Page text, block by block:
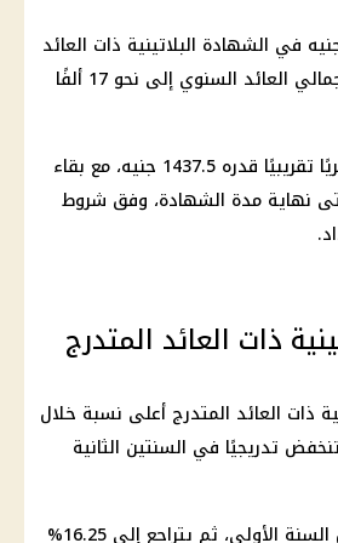
في الشهادة البلاتينية ذات العائد
.25%، يصل إجمالي العائد السنوي إلى نحو 17 ألفًا
قدره 1437. 5 جنيه
، مع بقاء
نهاية مدة الشهادة، وفق شروط
ذات العائد المتدرج
ذات العائد المتدرج أعلى نسبة خلال
تدريجيًا في السنتين الثانية
ويبلغ العائد 21% خلال السنة الأولى، ثم يتراجع إلى 16.25%